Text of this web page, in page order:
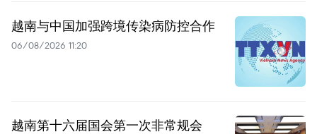
越南与中国加强跨境传染病防控合作
06/08/2026 11:20
越南第十六届国会第一次非常规会